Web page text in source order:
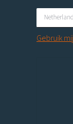
Gebruik